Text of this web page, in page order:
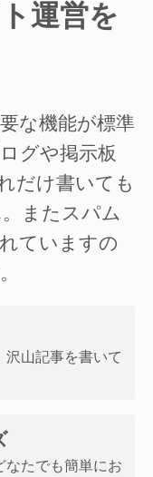
運営を
な機能が標準
グや掲示板
だけ書いても
またスパム
ていますの
山記事を書いて
なたでも簡単にお